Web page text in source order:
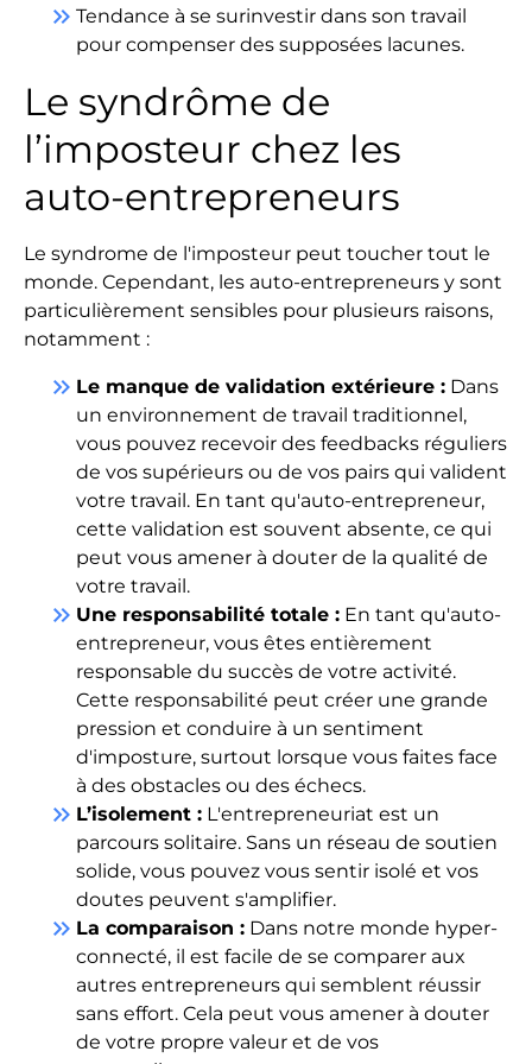
keyboard_double_arrow_right Tendance à se surinvestir dans son travail
pour compenser des supposées lacunes.
Le syndrôme de
l’imposteur chez les
auto-entrepreneurs
Le syndrome de l'imposteur peut toucher tout le
monde. Cependant, les auto-entrepreneurs y sont
particulièrement sensibles pour plusieurs raisons,
notamment :
keyboard_double_arrow_right Le manque de validation extérieure : Dans
un environnement de travail traditionnel,
vous pouvez recevoir des feedbacks réguliers
de vos supérieurs ou de vos pairs qui valident
votre travail. En tant qu'auto-entrepreneur,
cette validation est souvent absente, ce qui
peut vous amener à douter de la qualité de
votre travail.
keyboard_double_arrow_right Une responsabilité totale : En tant qu'auto-
entrepreneur, vous êtes entièrement
responsable du succès de votre activité.
Cette responsabilité peut créer une grande
pression et conduire à un sentiment
d'imposture, surtout lorsque vous faites face
à des obstacles ou des échecs.
keyboard_double_arrow_right L’isolement : L'entrepreneuriat est un
parcours solitaire. Sans un réseau de soutien
solide, vous pouvez vous sentir isolé et vos
doutes peuvent s'amplifier.
keyboard_double_arrow_right La comparaison : Dans notre monde hyper-
connecté, il est facile de se comparer aux
autres entrepreneurs qui semblent réussir
sans effort. Cela peut vous amener à douter
de votre propre valeur et de vos